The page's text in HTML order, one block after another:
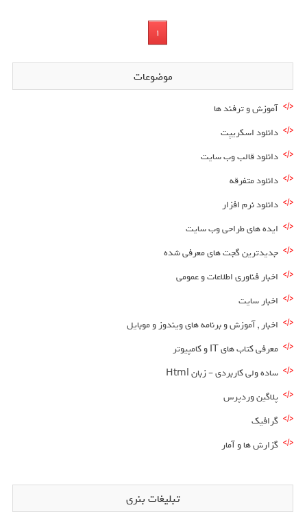
1
موضوعات
آموزش و ترفند ها
دانلود اسکریپت
دانلود قالب وب سایت
دانلود متفرقه
دانلود نرم افزار
ایده های طراحی وب سایت
جدیدترین گجت های معرفی شده
اخبار فناوری اطلاعات و عمومی
اخبار سایت
اخبار , آموزش و برنامه های ویندوز و موبایل
معرفی کتاب های IT و کامپیوتر
ساده ولی کاربردی – زبان Html
پلاگین وردپرس
گرافیک
گزارش ها و آمار
تبلیغات بنری